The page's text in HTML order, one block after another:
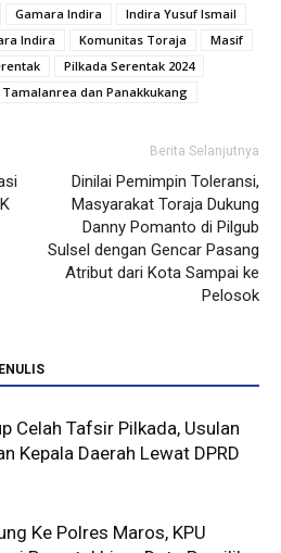
Gamara Indira
Indira Yusuf Ismail
Indira Komunitas Toraja
Masif
Pilkada Serentak 2024
Tamalanrea dan Panakkukang
Berita Selanjutnya
Dinilai Pemimpin Toleransi,
Masyarakat Toraja Dukung
Danny Pomanto di Pilgub
Sulsel dengan Gencar Pasang
Atribut dari Kota Sampai ke
Pelosok
Celah Tafsir Pilkada, Usulan
Kepala Daerah Lewat DPRD
Ke Polres Maros, KPU